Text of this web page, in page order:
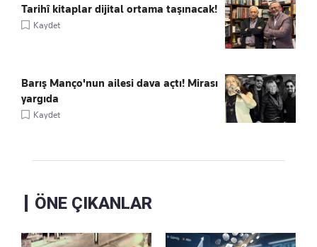
Tarihî kitaplar dijital ortama taşınacak!
Kaydet
Barış Manço'nun ailesi dava açtı! Mirası
yargıda
Kaydet
ÖNE ÇIKANLAR